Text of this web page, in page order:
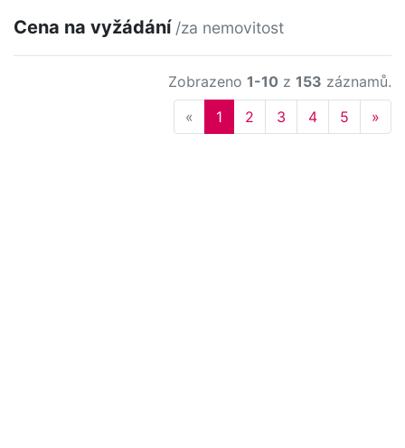
Cena na vyžádání /za nemovitost
Zobrazeno 1-10 z 153 záznamů.
« Previous
1 2 3 4 5 »